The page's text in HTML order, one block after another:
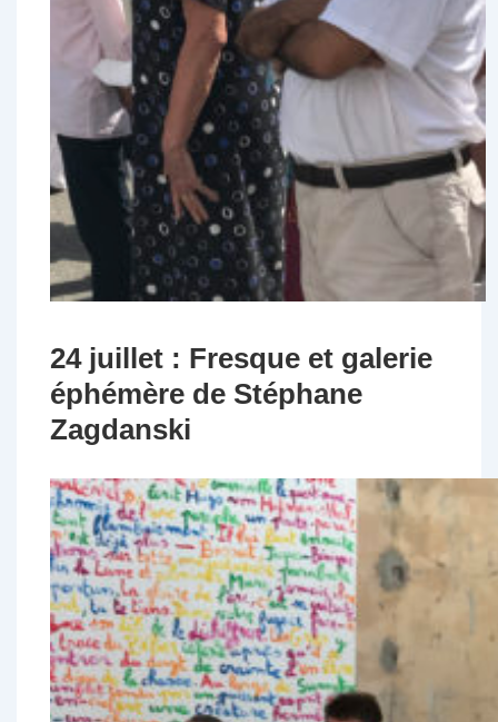
24 juillet : Fresque et galerie
éphémère de Stéphane
Zagdanski